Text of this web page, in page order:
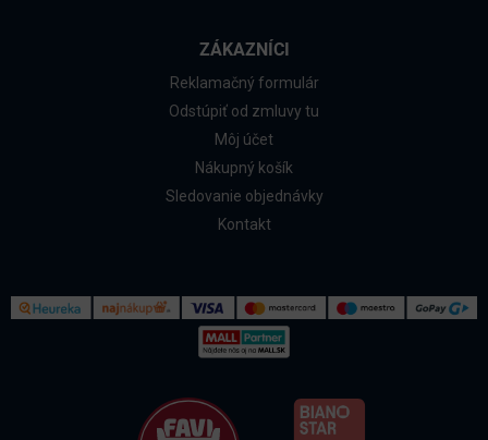
ZÁKAZNÍCI
Reklamačný formulár
Odstúpiť od zmluvy tu
Môj účet
Nákupný košík
Sledovanie objednávky
Kontakt